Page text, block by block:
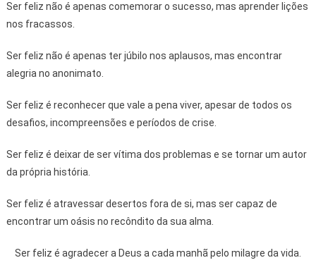
Ser feliz não é apenas comemorar o sucesso, mas aprender lições
nos fracassos.
Ser feliz não é apenas ter júbilo nos aplausos, mas encontrar
alegria no anonimato.
Ser feliz é reconhecer que vale a pena viver, apesar de todos os
desafios, incompreensões e períodos de crise.
Ser feliz é deixar de ser vítima dos problemas e se tornar um autor
da própria história.
Ser feliz é atravessar desertos fora de si, mas ser capaz de
encontrar um oásis no recôndito da sua alma.
Ser feliz é agradecer a Deus a cada manhã pelo milagre da vida.